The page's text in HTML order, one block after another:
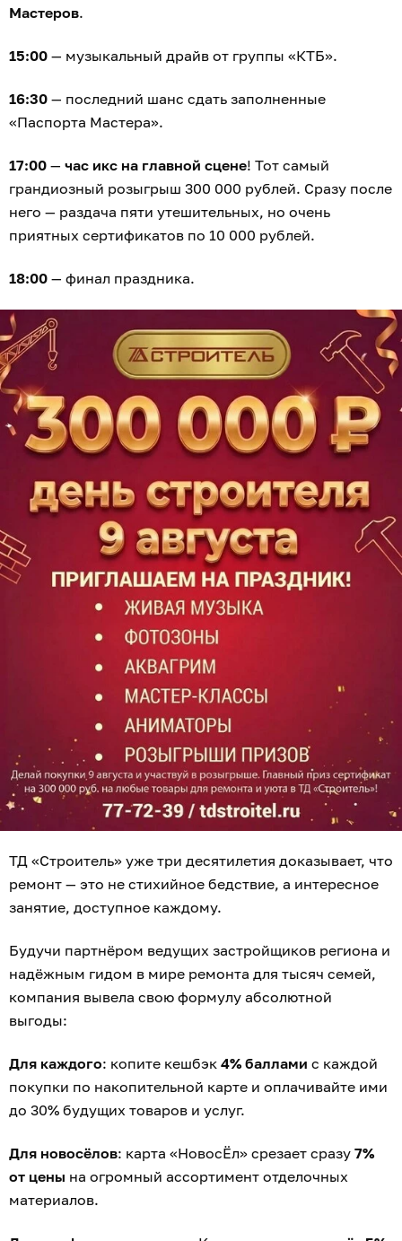
ТД «Строитель» уже три десятилетия доказывает, что
ремонт — это не стихийное бедствие, а интересное
занятие, доступное каждому.
Будучи партнёром ведущих застройщиков региона и
надёжным гидом в мире ремонта для тысяч семей,
компания вывела свою формулу абсолютной
выгоды:
Для каждого: копите кешбэк 4% баллами
с каждой
покупки по накопительной карте и оплачивайте ими
до 30% будущих товаров и услуг.
Для новосёлов : карта «НовосЁл» срезает сразу
на огромный ассортимент отделочных
материалов.
: специальная «Карта строителя» даёт 5%
скидки, 2% кешбэкаи уникальное право оплатить
бонусами до 100% стоимостипокупки.
Для всех: заказы от 30 000 рублей бережно привезут
в любую точку области.
Мы будем вас ждать, чтоб отпраздновать шумно и
весело!